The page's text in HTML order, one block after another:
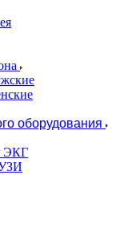
оборудования
ЭКГ